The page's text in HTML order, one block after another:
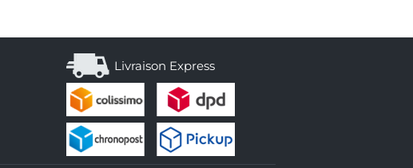
Livraison Express